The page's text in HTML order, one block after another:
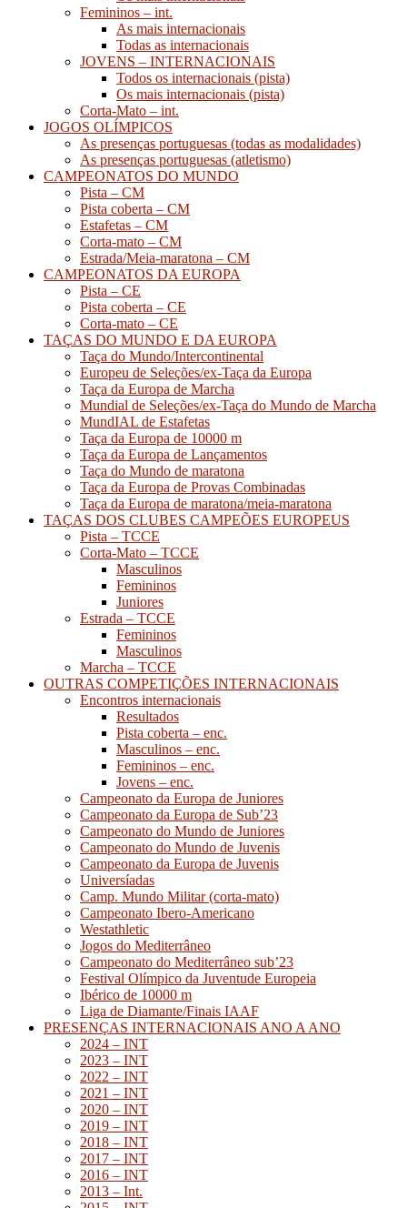
Femininos – int.
As mais internacionais
Todas as internacionais
JOVENS – INTERNACIONAIS
Todos os internacionais (pista)
Os mais internacionais (pista)
Corta-Mato – int.
JOGOS OLÍMPICOS
As presenças portuguesas (todas as modalidades)
As presenças portuguesas (atletismo)
CAMPEONATOS DO MUNDO
Pista – CM
Pista coberta – CM
Estafetas – CM
Corta-mato – CM
Estrada/Meia-maratona – CM
CAMPEONATOS DA EUROPA
Pista – CE
Pista coberta – CE
Corta-mato – CE
TAÇAS DO MUNDO E DA EUROPA
Taça do Mundo/Intercontinental
Europeu de Seleções/ex-Taça da Europa
Taça da Europa de Marcha
Mundial de Seleções/ex-Taça do Mundo de Marcha
MundIAL de Estafetas
Taça da Europa de 10000 m
Taça da Europa de Lançamentos
Taça do Mundo de maratona
Taça da Europa de Provas Combinadas
Taça da Europa de maratona/meia-maratona
TAÇAS DOS CLUBES CAMPEÕES EUROPEUS
Pista – TCCE
Corta-Mato – TCCE
Masculinos
Femininos
Juniores
Estrada – TCCE
Femininos
Masculinos
Marcha – TCCE
OUTRAS COMPETIÇÕES INTERNACIONAIS
Encontros internacionais
Resultados
Pista coberta – enc.
Masculinos – enc.
Femininos – enc.
Jovens – enc.
Campeonato da Europa de Juniores
Campeonato da Europa de Sub’23
Campeonato do Mundo de Juniores
Campeonato do Mundo de Juvenis
Campeonato da Europa de Juvenis
Universíadas
Camp. Mundo Militar (corta-mato)
Campeonato Ibero-Americano
Westathletic
Jogos do Mediterrâneo
Campeonato do Mediterrâneo sub’23
Festival Olímpico da Juventude Europeia
Ibérico de 10000 m
Liga de Diamante/Finais IAAF
PRESENÇAS INTERNACIONAIS ANO A ANO
2024 – INT
2023 – INT
2022 – INT
2021 – INT
2020 – INT
2019 – INT
2018 – INT
2017 – INT
2016 – INT
2013 – Int.